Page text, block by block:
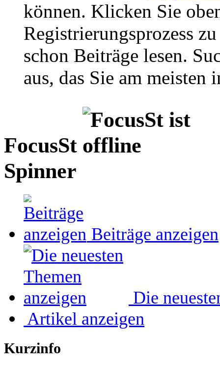
können. Klicken Sie
Registrierungsprozess
schon Beiträge lesen.
aus, das Sie am meisten
FocusSt
Spinner
Beiträge anzeigen
Die
Artikel anzeigen
Kurzinfo